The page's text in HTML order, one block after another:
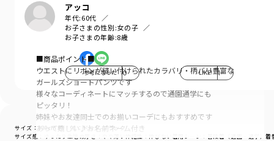
アッコ
年代:60代
お子さまの性別:女の子
お子さまの年齢:8歳
参考になった 0 LIKE! 1
サイズ感 ：ゆったり 生地の厚さ ：やや薄い 伸縮性 ：伸びない 着用シーン ：普段着（通園・通学）着
サイズ：130cm色：91：ドット-ブラック
■商品ポイント■
ウエストにリボンが縫い付けられたカラバリ・柄バリ豊富な
ガールズショートパンツです
様々なコーディネートにマッチするので通園通学にも
ピッタリ！
姉妹やお友達同士でのお揃いコーデにもおすすめです
あって嬉しい♪お名前ネーム付き